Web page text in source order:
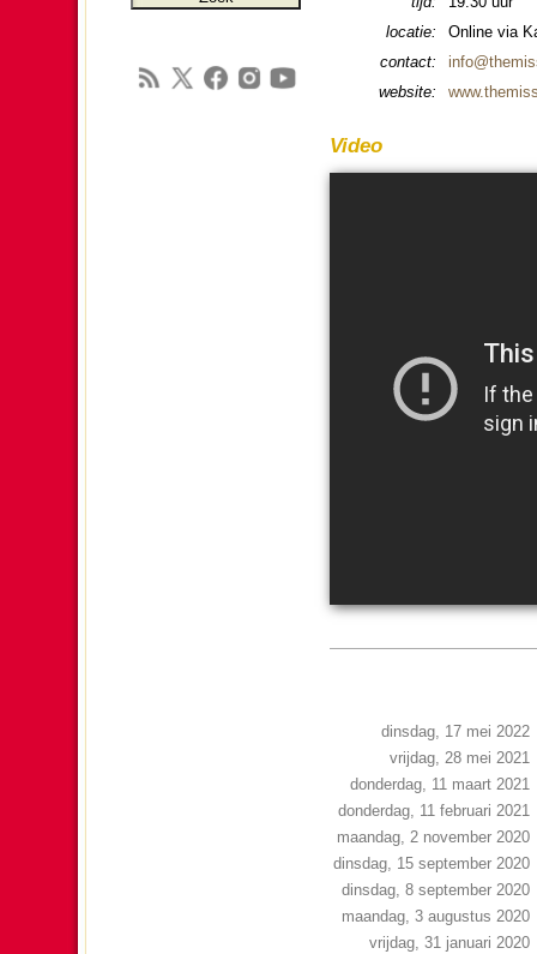
locatie:
Online via
contact:
web­si­te:
Video
dinsdag, 17 mei 2022
vrijdag, 28 mei 2021
donderdag, 11 maart 2021
donderdag, 11 februari 2021
maandag, 2 november 2020
dinsdag, 15 september 2020
dinsdag, 8 september 2020
maandag, 3 augustus 2020
vrijdag, 31 januari 2020